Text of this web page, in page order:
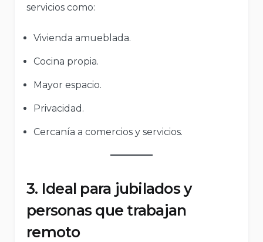
servicios como:
Vivienda amueblada.
Cocina propia.
Mayor espacio.
Privacidad.
Cercanía a comercios y servicios.
3. Ideal para jubilados y
personas que trabajan
remoto